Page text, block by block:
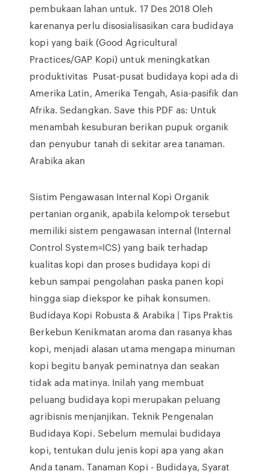
pembukaan lahan untuk. 17 Des 2018 Oleh
karenanya perlu disosialisasikan cara budidaya
kopi yang baik (Good Agricultural
Practices/GAP Kopi) untuk meningkatkan
produktivitas Pusat-pusat budidaya kopi ada di
Amerika Latin, Amerika Tengah, Asia-pasifik dan
Afrika. Sedangkan. Save this PDF as: Untuk
menambah kesuburan berikan pupuk organik
dan penyubur tanah di sekitar area tanaman.
Arabika akan
Sistim Pengawasan Internal Kopi Organik
pertanian organik, apabila kelompok tersebut
memiliki sistem pengawasan internal (Internal
Control System=ICS) yang baik terhadap
kualitas kopi dan proses budidaya kopi di
kebun sampai pengolahan paska panen kopi
hingga siap diekspor ke pihak konsumen.
Budidaya Kopi Robusta & Arabika | Tips Praktis
Berkebun Kenikmatan aroma dan rasanya khas
kopi, menjadi alasan utama mengapa minuman
kopi begitu banyak peminatnya dan seakan
tidak ada matinya. Inilah yang membuat
peluang budidaya kopi merupakan peluang
agribisnis menjanjikan. Teknik Pengenalan
Budidaya Kopi. Sebelum memulai budidaya
kopi, tentukan dulu jenis kopi apa yang akan
Anda tanam. Tanaman Kopi - Budidaya, Syarat